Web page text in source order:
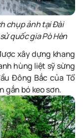
chụp ảnh tại Đài
quốc gia Pò Hèn
xây dựng khang
hùng liệt sỹ sừng
Đông Bắc của Tổ
gắn bó keo sơn.